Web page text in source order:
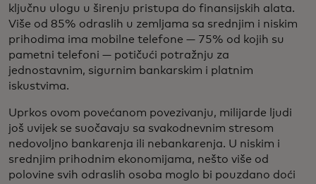
ključnu ulogu u širenju pristupa do finansijskih alata.
Više od 85% odraslih u zemljama sa srednjim i niskim
prihodima ima mobilne telefone — 75% od kojih su
pametni telefoni — potičući potražnju za
jednostavnim, sigurnim bankarskim i platnim
iskustvima.
Uprkos ovom povećanom povezivanju, milijarde ljudi
još uvijek se suočavaju sa svakodnevnim stresom
nedovoljno bankarenja ili nebankarenja. U niskim i
srednjim prihodnim ekonomijama, nešto više od
polovine svih odraslih osoba moglo bi pouzdano doći